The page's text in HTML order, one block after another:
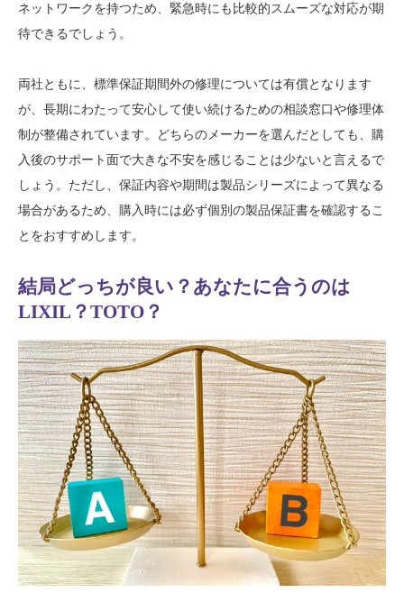
ネットワークを持つため、緊急時にも比較的スムーズな対応が期
待できるでしょう。
両社ともに、標準保証期間外の修理については有償となります
が、長期にわたって安心して使い続けるための相談窓口や修理体
制が整備されています。どちらのメーカーを選んだとしても、購
入後のサポート面で大きな不安を感じることは少ないと言えるで
しょう。ただし、保証内容や期間は製品シリーズによって異なる
場合があるため、購入時には必ず個別の製品保証書を確認するこ
とをおすすめします。
結局どっちが良い？あなたに合うのは
LIXIL？TOTO？